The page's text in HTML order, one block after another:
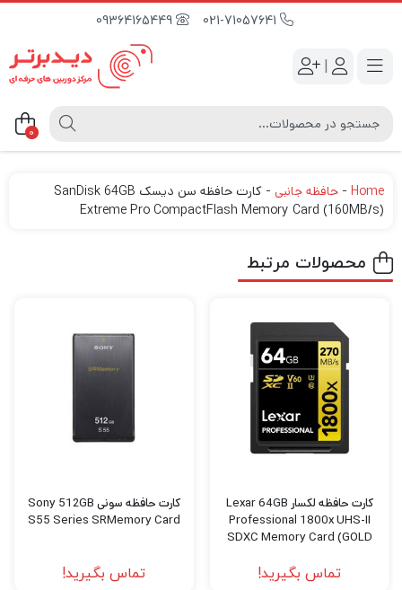
09364165449
|
0
Home
- حافظه جانبی -
کارت حافظه سن دیسک SanDisk 64GB
Extreme Pro CompactFlash Memory Card (160MB/s)
محصولات مرتبط
کارت حافظه لکسار Lexar 64GB
Professional 1800x UHS-II
SDXC Memory Card (GOLD
تماس بگیرید!
کارت حافظه سونی Sony 512GB
S55 Series SRMemory Card
تماس بگیرید!